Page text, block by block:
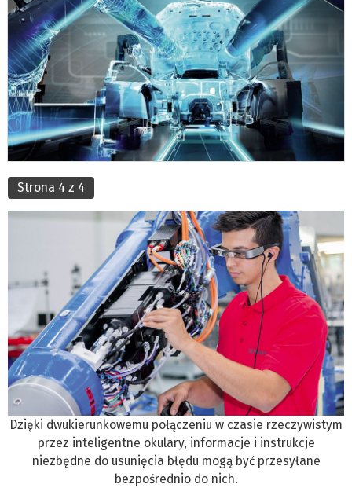
Strona 4 z 4
Dzięki dwukierunkowemu połączeniu w czasie rzeczywistym
przez inteligentne okulary, informacje i instrukcje
niezbędne do usunięcia błędu mogą być przesyłane
bezpośrednio do nich.